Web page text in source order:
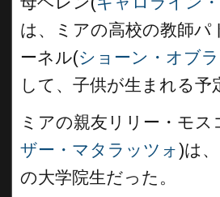
は、ミアの高校の教師パ
ーネル(ショーン・オブ
して、子供が生まれる予
ミアの親友リリー・モ
ザー・マタラッツォ)は、
の大学院生だった。